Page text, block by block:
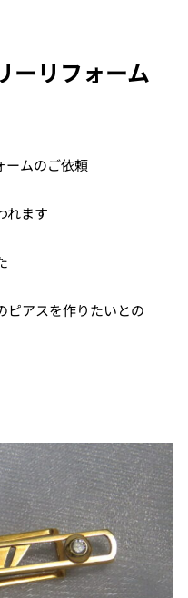
ーリフォーム
ームのご依頼
れます
ピアスを作りたいとの